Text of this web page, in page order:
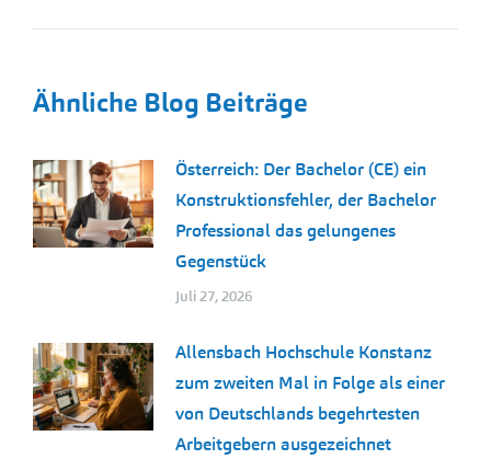
Ähnliche Blog Beiträge
Österreich: Der Bachelor (CE) ein
Konstruktionsfehler, der Bachelor
Professional das gelungenes
Gegenstück
Juli 27, 2026
Allensbach Hochschule Konstanz
zum zweiten Mal in Folge als einer
von Deutschlands begehrtesten
Arbeitgebern ausgezeichnet